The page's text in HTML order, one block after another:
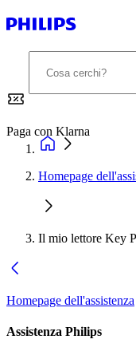
Paga con Klarna
Homepage
Il mio lettore Key
Homepage dell'assistenza
Assistenza Philips